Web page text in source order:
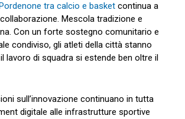
tra calcio e basket continua a
Mescola tradizione e
Con un forte sostegno comunitario e
condiviso, gli atleti della città stanno
lavoro di squadra si estende ben oltre il
sull’innovazione continuano in tutta
digitale alle infrastrutture sportive